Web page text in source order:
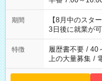
と休みを合わせ
「できれば残
ね。 ※Wワーク希望の方へ 今ご覧のお仕事で希望する勤務時間
と、もう1つの
合は応募できま
期間
【8月中のスタ
3日後に就業が可
特徴 履歴書不要 / 40
上の大量募集 /